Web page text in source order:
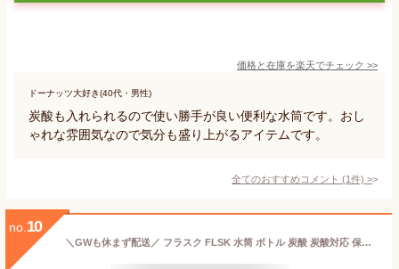
価格と在庫を楽天でチェック >>
ドーナッツ大好き(40代・男性)
炭酸も入れられるので使い勝手が良い便利な水筒です。おし
ゃれな雰囲気なので気分も盛り上がるアイテムです。
全てのおすすめコメント (1件) >
no. 10
＼GWも休まず配送／ フラスク FLSK 水筒 ボトル 炭酸 炭酸対応 保冷 保温 アウトドア ドイツ 炭酸水 ビール マイボトル マグボトル ウォーターボトル 1L 1000mL 1010-1000 FLSK drinking bottle ヨガ 運動 スポーツ バレンタイン